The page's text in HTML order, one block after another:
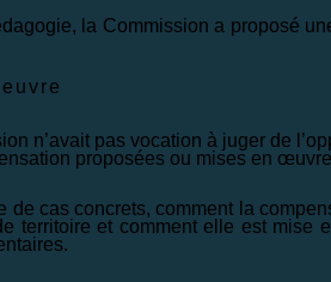
la Commission a proposé
n’avait pas vocation à juger de
proposées ou mises en
de cas concrets, comment la
territoire et comment elle est